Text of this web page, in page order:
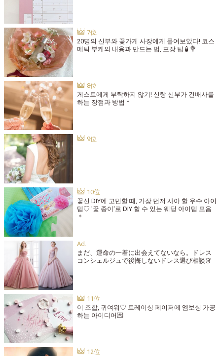
20명의 신부와 꽃가게 사장에게 물어보았다! 코스
메틱 부케의 내용과 만드는 법, 포장 팁🧴💐
게스트에게 부탁하지 않기! 신랑 신부가 건배사를
하는 장점과 방법＊
꽃신 DIY에 고민할 때, 가장 먼저 사야 할 우수 아이
템♡ '꽃 종이'로 DIY 할 수 있는 웨딩 아이템 모음
＊
まだ、運命の一着に出会えてないなら。ドレス
コンシェルジュで後悔しないドレス選び相談👗
이 조합, 귀여워♡ 트레이싱 페이퍼에 엠보싱 가공
하는 아이디어💌